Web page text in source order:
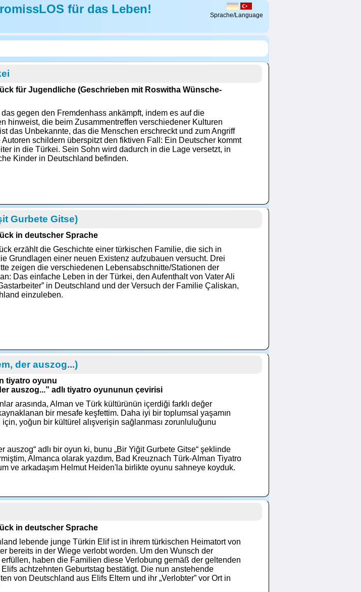
für das Leben! Sprache/Language
für Jugendliche (Geschrieben mit Roswitha Wünsche-
gegen den Fremdenhass ankämpft, indem es auf die
hinweist, die beim Zusammentreffen verschiedener Kulturen
das Unbekannte, das die Menschen erschreckt und zum Angriff
Autoren schildern überspitzt den fiktiven Fall: Ein Deutscher kommt
in die Türkei. Sein Sohn wird dadurch in die Lage versetzt, in
Kinder in Deutschland befinden.
Gurbete Gitse)
in deutscher Sprache
erzählt die Geschichte einer türkischen Familie, die sich in
Grundlagen einer neuen Existenz aufzubauen versucht. Drei
zeigen die verschiedenen Lebensabschnitte/Stationen der
Das einfache Leben in der Türkei, den Aufenthalt von Vater Ali
in Deutschland und der Versuch der Familie Çaliskan,
einzuleben.
der auszog...)
tiyatro oyunu
auszog...” adlı tiyatro oyununun çevirisi
arasında, Alman ve Türk kültürünün içerdiği farklı değer
bir mesafe keşfettim. Daha iyi bir toplumsal yaşamın
için, yoğun bir kültürel alışverişin sağlanması zorunluluğunu
auszog“ adlı bir oyun ki, bunu „Bir Yiğit Gurbete Gitse“ şeklinde
Almanca olarak yazdım, Bad Kreuznach Türk-Alman Tiyatro
ve arkadaşım Helmut Heiden'la birlikte oyunu sahneye koyduk.
in deutscher Sprache
lebende junge Türkin Elif ist in ihrem türkischen Heimatort von
bereits in der Wiege verlobt worden. Um den Wunsch der
haben die Familien diese Verlobung gemäß der geltenden
achtzehnten Geburtstag bestätigt. Die nun anstehende
von Deutschland aus Elifs Eltern und ihr „Verlobter” vor Ort in